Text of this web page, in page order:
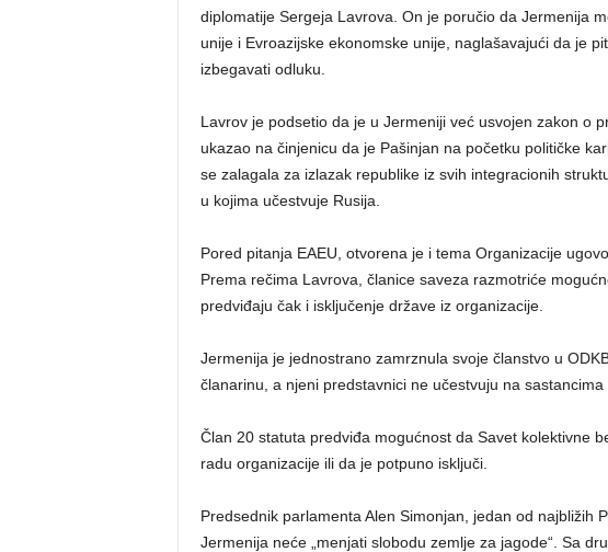
diplomatije Sergeja Lavrova. On je poručio da Jermenija
unije i Evroazijske ekonomske unije, naglašavajući da je
izbegavati odluku.
Lavrov je podsetio da je u Jermeniji već usvojen zakon o
ukazao na činjenicu da je Pašinjan na početku političke
se zalagala za izlazak republike iz svih integracionih
u kojima učestvuje Rusija.
Pored pitanja EAEU, otvorena je i tema Organizacije
Prema rečima Lavrova, članice saveza razmotriće
predviđaju čak i isključenje države iz organizacije.
Jermenija je jednostrano zamrznula svoje članstvo u
članarinu, a njeni predstavnici ne učestvuju na
Član 20 statuta predviđa mogućnost da Savet kolektivne
radu organizacije ili da je potpuno isključi.
Predsednik parlamenta Alen Simonjan, jedan od najbližih
Jermenija neće „menjati slobodu zemlje za jagode“. Sa